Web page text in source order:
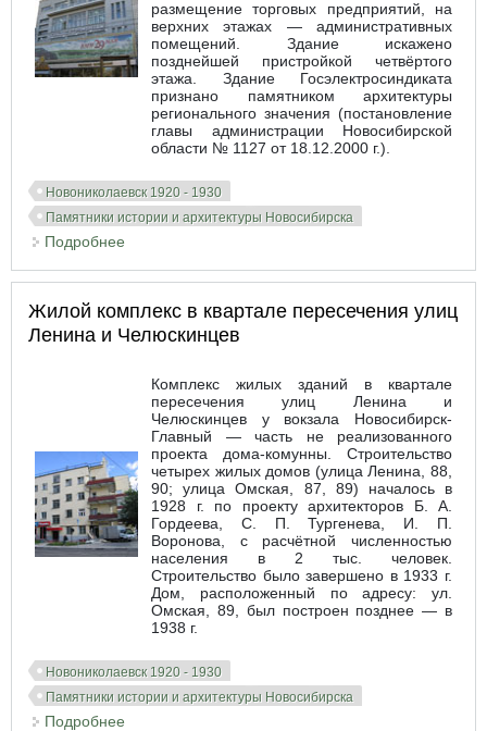
размещение торговых предприятий, на
верхних этажах — административных
помещений. Здание искажено
позднейшей пристройкой четвёртого
этажа. Здание Госэлектросиндиката
признано памятником архитектуры
регионального значения (постановление
главы администрации Новосибирской
области № 1127 от 18.12.2000 г.).
Новониколаевск 1920 - 1930
Памятники истории и архитектуры Новосибирска
Подробнее
Жилой комплекс в квартале пересечения улиц
Ленина и Челюскинцев
Комплекс жилых зданий в квартале
пересечения улиц Ленина и
Челюскинцев у вокзала Новосибирск-
Главный — часть не реализованного
проекта дома-комунны. Строительство
четырех жилых домов (улица Ленина, 88,
90; улица Омская, 87, 89) началось в
1928 г. по проекту архитекторов Б. А.
Гордеева, С. П. Тургенева, И. П.
Воронова, с расчётной численностью
населения в 2 тыс. человек.
Строительство было завершено в 1933 г.
Дом, расположенный по адресу: ул.
Омская, 89, был построен позднее — в
1938 г.
Новониколаевск 1920 - 1930
Памятники истории и архитектуры Новосибирска
Подробнее